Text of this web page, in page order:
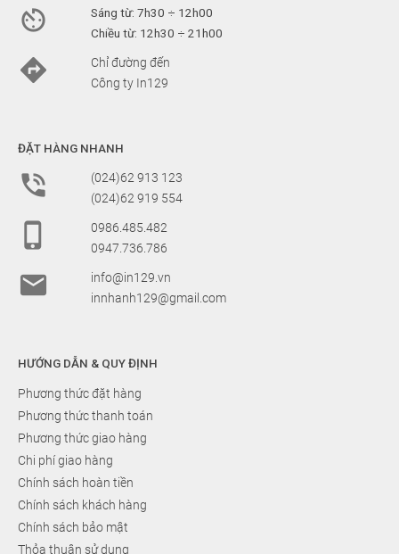

Sáng từ: 7h30 ÷ 12h00
Chiều từ: 12h30 ÷ 21h00

Chỉ đường đến
Công ty In129
ĐẶT HÀNG NHANH

(024)62 913 123
(024)62 919 554

0986.485.482
0947.736.786

info@in129.vn
innhanh129@gmail.com
HƯỚNG DẪN & QUY ĐỊNH
Phương thức đặt hàng
Phương thức thanh toán
Phương thức giao hàng
Chi phí giao hàng
Chính sách hoàn tiền
Chính sách khách hàng
Chính sách bảo mật
Thỏa thuận sử dụng